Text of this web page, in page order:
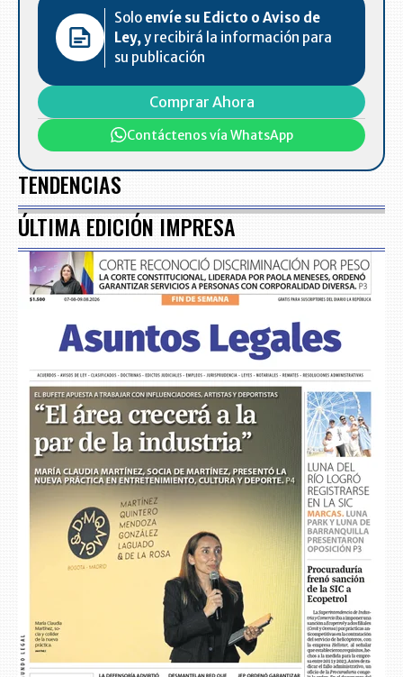
Solo envíe su Edicto o Aviso de
Ley,y recibirá la información para
su publicación
Comprar Ahora
Contáctenos vía WhatsApp
TENDENCIAS
ÚLTIMA EDICIÓN IMPRESA